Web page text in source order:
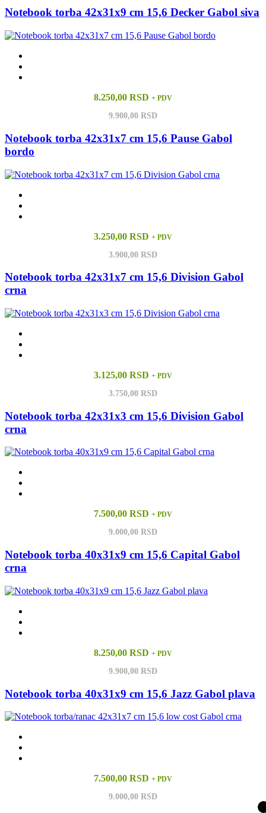
Notebook torba 42x31x9 cm 15,6 Decker Gabol siva
8.250,00 RSD + PDV
9.900,00 RSD
Notebook torba 42x31x7 cm 15,6 Pause Gabol
bordo
3.250,00 RSD + PDV
3.900,00 RSD
Notebook torba 42x31x7 cm 15,6 Division Gabol
crna
3.125,00 RSD + PDV
3.750,00 RSD
Notebook torba 42x31x3 cm 15,6 Division Gabol
crna
7.500,00 RSD + PDV
9.000,00 RSD
Notebook torba 40x31x9 cm 15,6 Capital Gabol
crna
8.250,00 RSD + PDV
9.900,00 RSD
Notebook torba 40x31x9 cm 15,6 Jazz Gabol plava
7.500,00 RSD + PDV
9.000,00 RSD